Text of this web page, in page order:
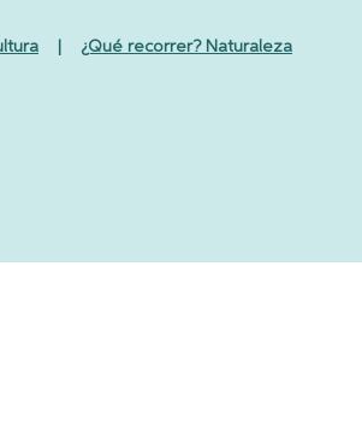
¿Qué recorrer? Naturaleza